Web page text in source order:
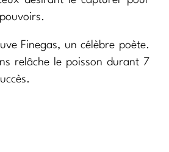
Finegas, un célèbre poète.
relâche le poisson durant 7